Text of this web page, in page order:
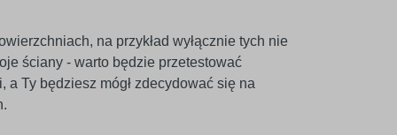
na przykład wyłącznie tych nie
ściany - warto będzie przetestować
Ty będziesz mógł zdecydować się na